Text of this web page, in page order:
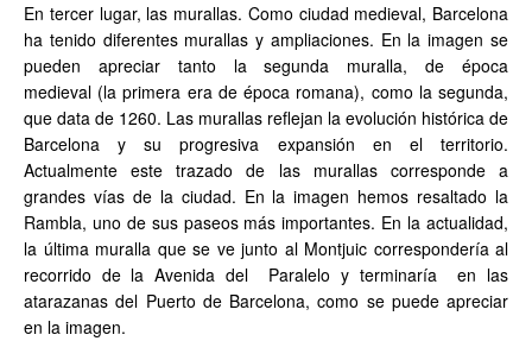
En tercer lugar, las murallas. Como ciudad medieval, Barcelona
ha tenido diferentes murallas y ampliaciones. En la imagen se
pueden apreciar tanto la segunda muralla, de época
medieval (la primera era de época romana), como la segunda,
que data de 1260. Las murallas reflejan la evolución histórica de
Barcelona y su progresiva expansión en el territorio.
Actualmente este trazado de las murallas corresponde a
grandes vías de la ciudad. En la imagen hemos resaltado la
Rambla, uno de sus paseos más importantes. En la actualidad,
la última muralla que se ve junto al Montjuic correspondería al
recorrido de la Avenida del Paralelo y terminaría en las
atarazanas del Puerto de Barcelona, como se puede apreciar
en la imagen.